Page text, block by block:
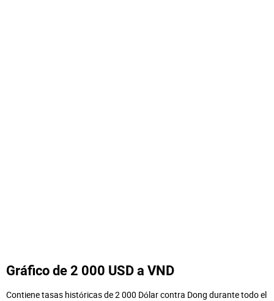
Gráfico de 2 000 USD a VND
Contiene tasas históricas de 2 000 Dólar contra Dong durante todo el